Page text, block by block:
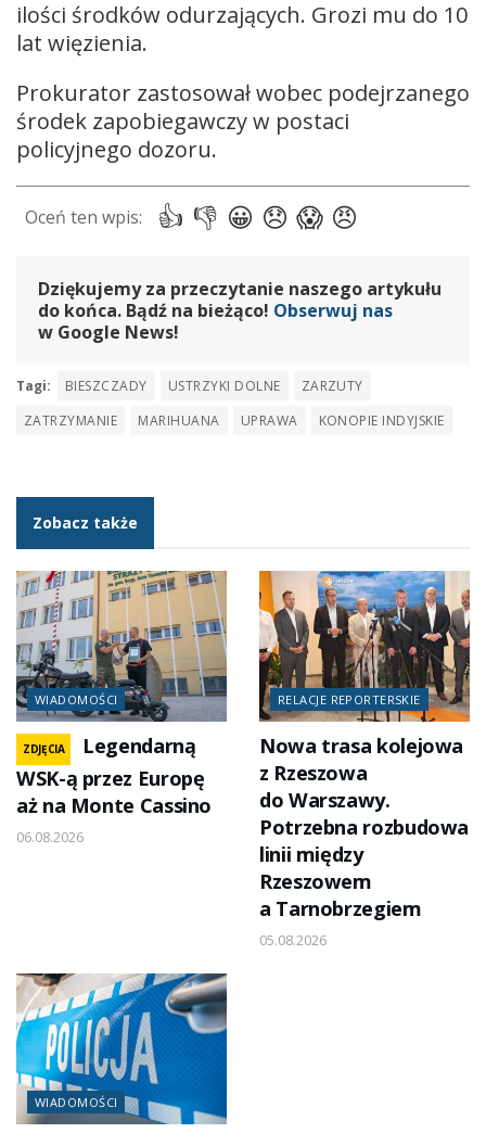
ilości środków odurzających. Grozi mu do 10
lat więzienia.
Prokurator zastosował wobec podejrzanego
środek zapobiegawczy w postaci
policyjnego dozoru.
Dziękujemy za przeczytanie naszego artykułu
do końca. Bądź na bieżąco! Obserwuj nas
w Google News!
Tagi: BIESZCZADY USTRZYKI DOLNE
ZARZUTY
ZATRZYMANIE
MARIHUANA UPRAWA KONOPIE INDYJSKIE
Zobacz także
WIADOMOŚCI
ZDJĘCIA
Legendarną
WSK-ą przez Europę
aż na Monte Cassino
06.08.2026
RELACJE REPORTERSKIE
Nowa trasa kolejowa
z Rzeszowa
do Warszawy.
Potrzebna rozbudowa
linii między
Rzeszowem
a Tarnobrzegiem
05.08.2026
WIADOMOŚCI